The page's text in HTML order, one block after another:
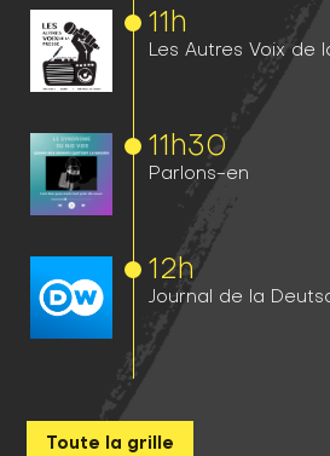
11h
Les Autres Voix de
11h30
Parlons-en
12h
Journal de la
Toute la grille